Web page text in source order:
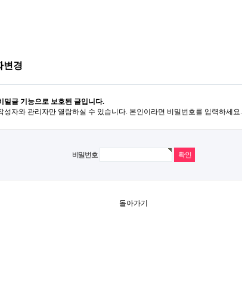
변경
밀글 기능으로 보호된 글입니다.
성자와 관리자만 열람하실 수 있습니다. 본인이라면 비밀번호를 입력하세요.
비밀번호
돌아가기